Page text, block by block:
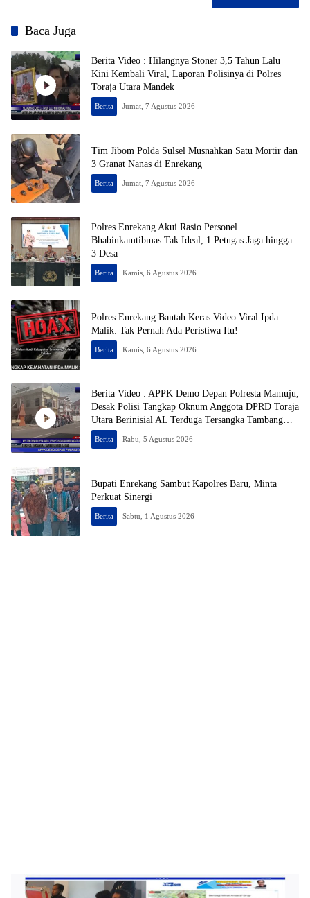
Baca Juga
Berita Video : Hilangnya Stoner 3,5 Tahun Lalu
Kini Kembali Viral, Laporan Polisinya di Polres
Toraja Utara Mandek
Berita Jumat, 7 Agustus 2026
Tim Jibom Polda Sulsel Musnahkan Satu Mortir dan
3 Granat Nanas di Enrekang
Berita Jumat, 7 Agustus 2026
Polres Enrekang Akui Rasio Personel
Bhabinkamtibmas Tak Ideal, 1 Petugas Jaga hingga
3 Desa
Berita Kamis, 6 Agustus 2026
Polres Enrekang Bantah Keras Video Viral Ipda
Malik: Tak Pernah Ada Peristiwa Itu!
Berita Kamis, 6 Agustus 2026
Berita Video : APPK Demo Depan Polresta Mamuju,
Desak Polisi Tangkap Oknum Anggota DPRD Toraja
Utara Berinisial AL Terduga Tersangka Tambang
Emas Ilegal
Berita Rabu, 5 Agustus 2026
Bupati Enrekang Sambut Kapolres Baru, Minta
Perkuat Sinergi
Berita Sabtu, 1 Agustus 2026